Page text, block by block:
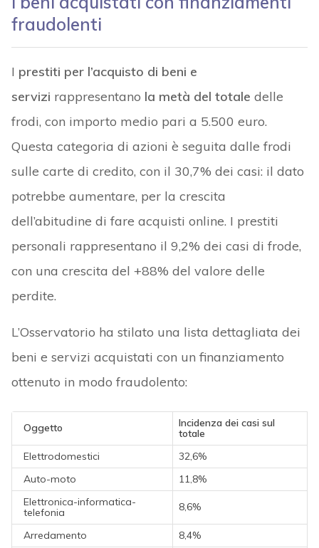
fraudolenti
I prestiti per l’acquisto di beni e
servizi rappresentano la metà del totale delle
frodi, con importo medio pari a 5.500 euro.
Questa categoria di azioni è seguita dalle frodi
sulle carte di credito, con il 30,7% dei casi: il dato
potrebbe aumentare, per la crescita
dell’abitudine di fare acquisti online. I prestiti
personali rappresentano il 9,2% dei casi di frode,
con una crescita del +88% del valore delle
perdite.
L’Osservatorio ha stilato una lista dettagliata dei
beni e servizi acquistati con un finanziamento
ottenuto in modo fraudolento:
Oggetto
Incidenza dei casi sul
totale
Elettrodomestici
32,6%
Auto-moto
11,8%
Elettronica-informatica-
telefonia
8,6%
Arredamento
8,4%